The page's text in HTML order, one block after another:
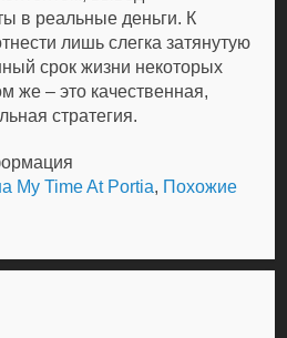
в реальные деньги. К
лишь слегка затянутую
срок жизни некоторых
же – это качественная,
стратегия.
My Time At Portia, Похожие